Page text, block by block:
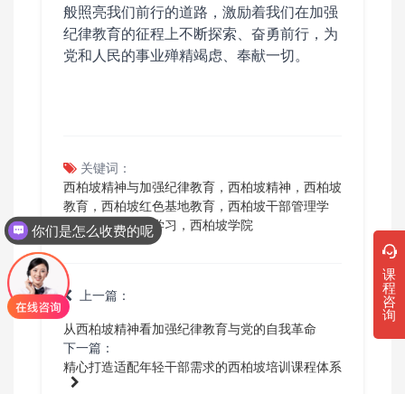
般照亮我们前行的道路，激励着我们在加强
纪律教育的征程上不断探索、奋勇前行，为
党和人民的事业殚精竭虑、奉献一切。
关键词：
西柏坡精神与加强纪律教育，西柏坡精神，西柏坡
教育，西柏坡红色基地教育，西柏坡干部管理学
院，西柏坡党员学习，西柏坡学院
上一篇：
从西柏坡精神看加强纪律教育与党的自我革命
下一篇：
精心打造适配年轻干部需求的西柏坡培训课程体系
课
程
咨
询
你们是怎么收费的呢